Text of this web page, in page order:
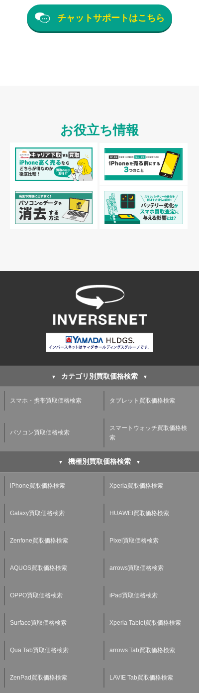
チャットサポートはこちら
お役立ち情報
カテゴリ別買取価格検索
スマホ・携帯買取価格検索 タブレット買取価格検索
パソコン買取価格検索
スマートウォッチ買取価格検
索
機種別買取価格検索
iPhone買取価格検索 Xperia買取価格検索
Galaxy買取価格検索 HUAWEI買取価格検索
Zenfone買取価格検索 Pixel買取価格検索
AQUOS買取価格検索 arrows買取価格検索
OPPO買取価格検索 iPad買取価格検索
Surface買取価格検索 Xperia Tablet買取価格検索
Qua Tab買取価格検索 arrows Tab買取価格検索
ZenPad買取価格検索 LAVIE Tab買取価格検索